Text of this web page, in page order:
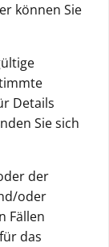
können Sie
Details
Sie sich
der
oder
Fällen
das